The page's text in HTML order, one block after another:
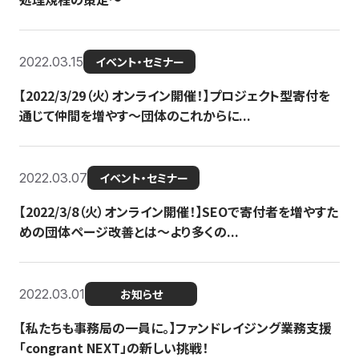
2022.03.15 イベント・セミナー
【2022/3/29（火）オンライン開催！】プロジェクト型寄付を
通じて仲間を増やす～団体のこれからに...
2022.03.07 イベント・セミナー
【2022/3/8（火）オンライン開催！】SEOで寄付者を増やすた
めの団体ページ改善とは～より多くの...
2022.03.01 お知らせ
【私たちも事務局の一員に。】ファンドレイジング業務支援
「congrant NEXT」の新しい挑戦！